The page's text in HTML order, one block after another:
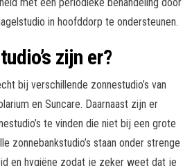
in hoofddorp te ondersteunen.
zijn er?
bij verschillende zonnestudio’s van
en Suncare. Daarnaast zijn er
te vinden die niet bij een grote
zonnebankstudio’s staan onder strenge
en hygiëne zodat je zeker weet dat je